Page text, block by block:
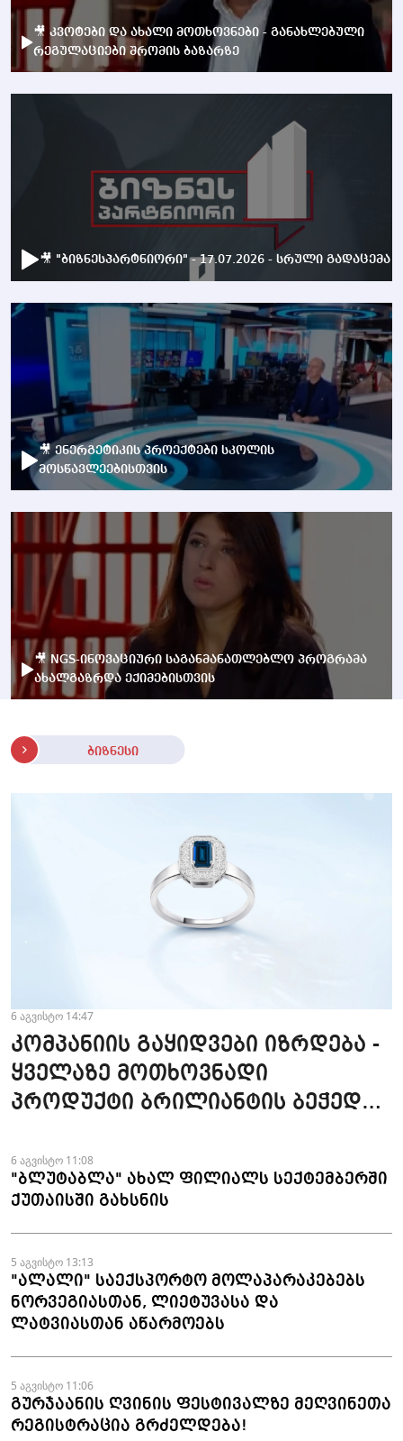
🎥 კვოტები და ახალი მოთხოვნები - განახლებული
რეგულაციები შრომის ბაზარზე
🎥 "ბიზნესპარტნიორი" - 17.07.2026 - სრული გადაცემა
🎥 ენერგეტიკის პროექტები სკოლის
მოსწავლეებისთვის
🎥 NGS-ინოვაციური საგანმანათლებლო პროგრამა
ახალგაზრდა ექიმებისთვის
ბიზნესი
6 აგვისტო 14:47
კომპანიის გაყიდვები იზრდება -
ყველაზე მოთხოვნადი
პროდუქტი ბრილიანტის ბეჭედია
6 აგვისტო 11:08
"ბლუტაბლა" ახალ ფილიალს სექტემბერში
ქუთაისში გახსნის
5 აგვისტო 13:13
"ალალი" საექსპორტო მოლაპარაკებებს
ნორვეგიასთან, ლიეტუვასა და
ლატვიასთან აწარმოებს
5 აგვისტო 11:06
გურჯაანის ღვინის ფესტივალზე მეღვინეთა
რეგისტრაცია გრძელდება!